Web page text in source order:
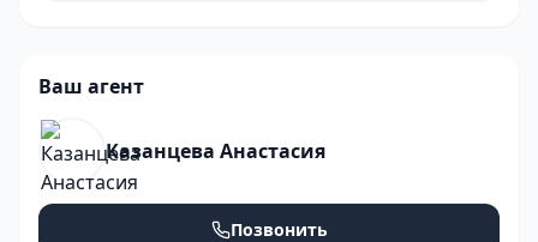
Ваш агент
Казанцева Анастасия
Позвонить